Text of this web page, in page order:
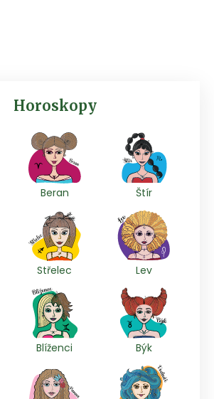
Horoskopy
Beran Štír
Střelec Lev
Blíženci Býk